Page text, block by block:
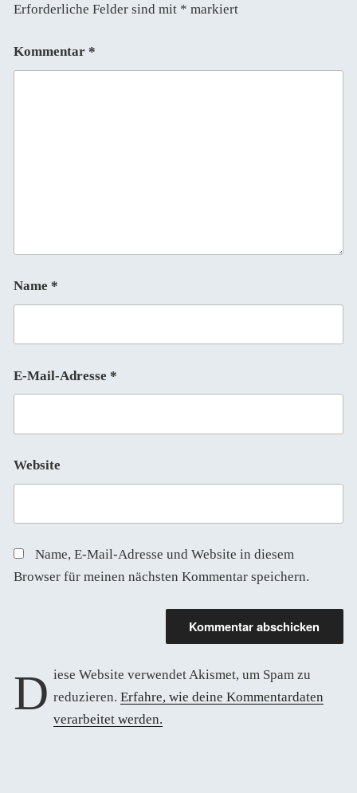
Erforderliche Felder sind mit * markiert
Kommentar *
Name *
E-Mail-Adresse *
Website
Name, E-Mail-Adresse und Website in diesem
Browser für meinen nächsten Kommentar speichern.
Diese Website verwendet Akismet, um Spam zu reduzieren.Erfahre, wie deine Kommentardaten
verarbeitet werden.